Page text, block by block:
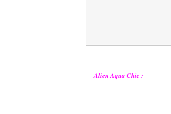
Alien Aqua Chic :